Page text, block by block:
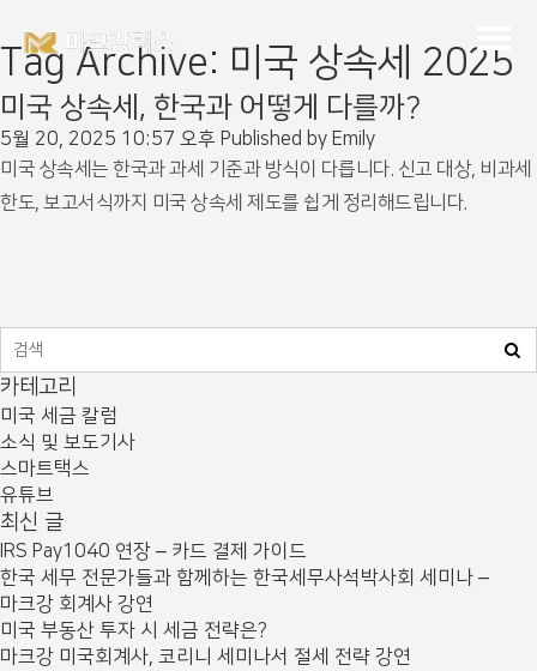
Tag Archive: 미국 상속세 2025
미국 상속세, 한국과 어떻게 다를까?
5월 20, 2025 10:57 오후 Published by Emily
미국 상속세는 한국과 과세 기준과 방식이 다릅니다. 신고 대상, 비과세
한도, 보고서식까지 미국 상속세 제도를 쉽게 정리해드립니다.
카테고리
미국 세금 칼럼
소식 및 보도기사
스마트택스
유튜브
최신 글
IRS Pay1040 연장 – 카드 결제 가이드
한국 세무 전문가들과 함께하는 한국세무사석박사회 세미나 –
마크강 회계사 강연
미국 부동산 투자 시 세금 전략은?
마크강 미국회계사, 코리니 세미나서 절세 전략 강연